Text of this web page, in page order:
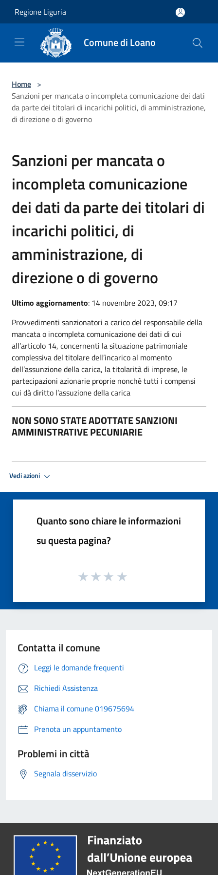
Regione Liguria
Comune di Loano
Home >
Sanzioni per mancata o incompleta comunicazione dei dati
da parte dei titolari di incarichi politici, di amministrazione,
di direzione o di governo
Sanzioni per mancata o
incompleta comunicazione
dei dati da parte dei titolari di
incarichi politici, di
amministrazione, di
direzione o di governo
Ultimo aggiornamento: 14 novembre 2023, 09:17
Provvedimenti sanzionatori a carico del responsabile della
mancata o incompleta comunicazione dei dati di cui
all’articolo 14, concernenti la situazione patrimoniale
complessiva del titolare dell’incarico al momento
dell’assunzione della carica, la titolarità di imprese, le
partecipazioni azionarie proprie nonchè tutti i compensi
cui dà diritto l’assuzione della carica
NON SONO STATE ADOTTATE SANZIONI
AMMINISTRATIVE PECUNIARIE
Vedi azioni
Quanto sono chiare le informazioni
su questa pagina?
Contatta il comune
Leggi le domande frequenti
Richiedi Assistenza
Chiama il comune 019675694
Prenota un appuntamento
Problemi in città
Segnala disservizio